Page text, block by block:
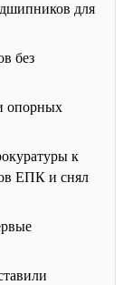
для
без
опорных
к
ЕПК и снял